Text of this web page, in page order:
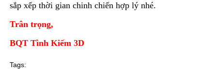
sắp xếp thời gian chinh chiến hợp lý nhé.
Trân trọng,
BQT Tình Kiếm 3D
Tags: